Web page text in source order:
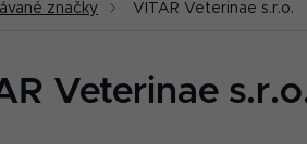
značky VITAR Veterinae s.r.o.
Veterinae